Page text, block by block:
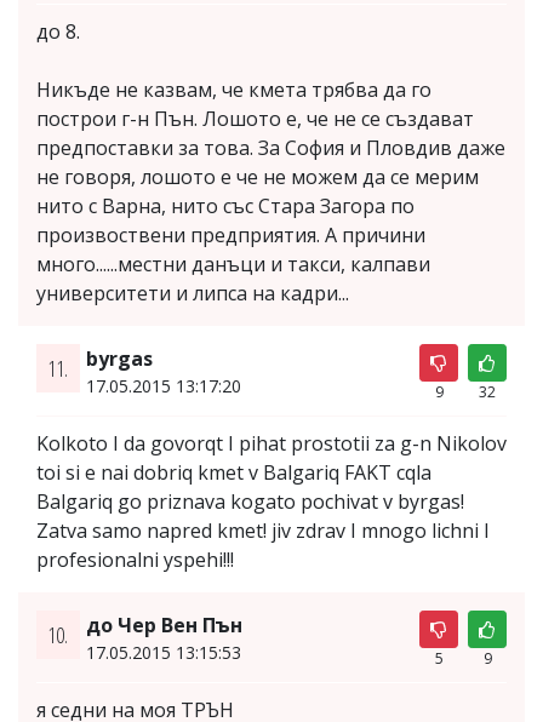
до 8.
Никъде не казвам, че кмета трябва да го
построи г-н Пън. Лошото е, че не се създават
предпоставки за това. За София и Пловдив даже
не говоря, лошото е че не можем да се мерим
нито с Варна, нито със Стара Загора по
произвоствени предприятия. А причини
много......местни данъци и такси, калпави
университети и липса на кадри...
11. byrgas
17.05.2015 13:17:20 9 32
Kolkoto I da govorqt I pihat prostotii za g-n Nikolov
toi si e nai dobriq kmet v Balgariq FAKT cqla
Balgariq go priznava kogato pochivat v byrgas!
Zatva samo napred kmet! jiv zdrav I mnogo lichni I
profesionalni yspehi!!!
10. до Чер Вен Пън
17.05.2015 13:15:53 5 9
я седни на моя ТРЪН